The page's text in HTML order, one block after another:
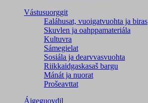
Vástusuorggit
Ealáhusat, vuoigatvuohta ja biras
Skuvlen ja oahppamateriála
Kultuvra
Sámegielat
Sosiála ja dearvvasvuohta
Riikkaidgaskasaš bargu
Mánát ja nuorat
Prošeavttat
Áigeguovdil